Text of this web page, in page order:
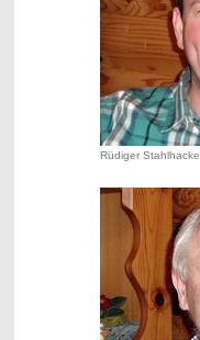
Rüdiger Stahlhacke